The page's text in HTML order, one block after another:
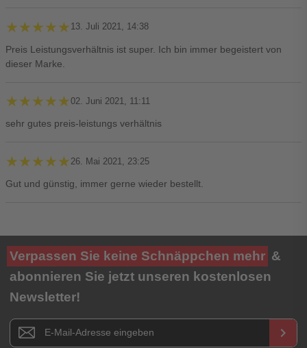
★★★★★
★★★★★ 13. Juli 2021, 14:38
Preis Leistungsverhältnis ist super. Ich bin immer begeistert von
dieser Marke.
★★★★★
★★★★★02. Juni 2021, 11:11
sehr gutes preis-leistungs verhältnis
★★★★★
★★★★★ 26. Mai 2021, 23:25
Gut und günstig, immer gerne wieder bestellt.
Ihre Bewertung**
★★★★★
Titel**
E-Mail-Adresse
Verpassen Sie keine Schnäppchen mehr &
abonnieren Sie jetzt unseren kostenlosen
Newsletter!
Newsletter E-Mail Adresse keyboard_arrow_right